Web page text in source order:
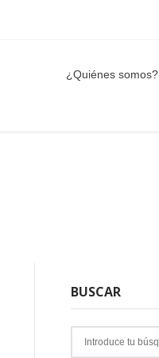
¿Quiénes somos?
BUSCAR